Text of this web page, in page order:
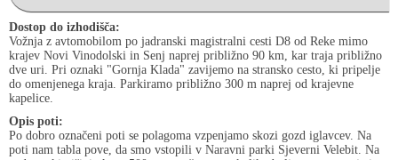
Dostop do izhodišča:
Vožnja z avtomobilom po jadranski magistralni cesti D8 od Reke mimo
krajev Novi Vinodolski in Senj naprej približno 90 km, kar traja približno
dve uri. Pri oznaki "Gornja Klada" zavijemo na stransko cesto, ki pripelje
do omenjenega kraja. Parkiramo približno 300 m naprej od krajevne
kapelice.
Opis poti:
Po dobro označeni poti se polagoma vzpenjamo skozi gozd iglavcev. Na
poti nam tabla pove, da smo vstopili v Naravni parki Sjeverni Velebit. Na